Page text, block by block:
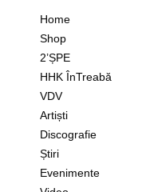
Home
Shop
2’ȘPE
HHK ÎnTreabă
VDV
Artiști
Discografie
Știri
Evenimente